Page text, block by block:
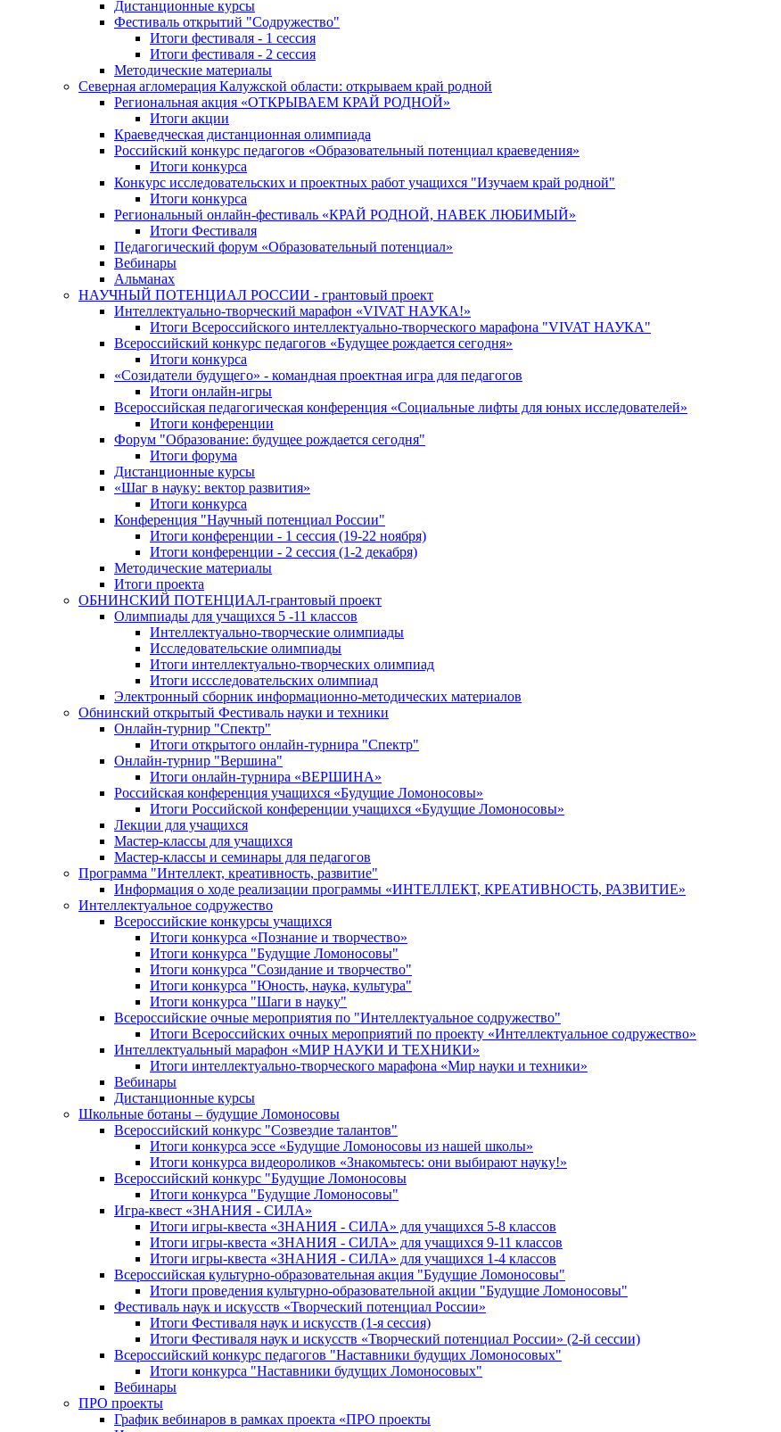
Дистанционные курсы
Фестиваль открытий "Содружество"
Итоги фестиваля - 1 сессия
Итоги фестиваля - 2 сессия
Методические материалы
Северная агломерация Калужской области: открываем край родной
Региональная акция «ОТКРЫВАЕМ КРАЙ РОДНОЙ»
Итоги акции
Краеведческая дистанционная олимпиада
Российский конкурс педагогов «Образовательный потенциал краеведения»
Итоги конкурса
Конкурс исследовательских и проектных работ учащихся "Изучаем край родной"
Итоги конкурса
Региональный онлайн-фестиваль «КРАЙ РОДНОЙ, НАВЕК ЛЮБИМЫЙ»
Итоги Фестиваля
Педагогический форум «Образовательный потенциал»
Вебинары
Альманах
НАУЧНЫЙ ПОТЕНЦИАЛ РОССИИ - грантовый проект
Интеллектуально-творческий марафон «VIVAT НАУКА!»
Итоги Всероссийского интеллектуально-творческого марафона "VIVAT НАУКА"
Всероссийский конкурс педагогов «Будущее рождается сегодня»
Итоги конкурса
«Cозидатели будущего» - командная проектная игра для педагогов
Итоги онлайн-игры
Всероссийская педагогическая конференция «Cоциальные лифты для юных исследователей»
Итоги конференции
Форум "Образование: будущее рождается сегодня"
Итоги форума
Дистанционные курсы
«Шаг в науку: вектор развития»
Итоги конкурса
Конференция "Научный потенциал России"
Итоги конференции - 1 сессия (19-22 ноября)
Итоги конференции - 2 сессия (1-2 декабря)
Методические материалы
Итоги проекта
ОБНИНСКИЙ ПОТЕНЦИАЛ-грантовый проект
Олимпиады для учащихся 5 -11 классов
Интеллектуально-творческие олимпиады
Исследовательские олимпиады
Итоги интеллектуально-творческих олимпиад
Итоги иссследовательских олимпиад
Электронный сборник информационно-методических материалов
Обнинский открытый Фестиваль науки и техники
Онлайн-турнир "Спектр"
Итоги открытого онлайн-турнира "Спектр"
Онлайн-турнир "Вершина"
Итоги онлайн-турнира «ВЕРШИНА»
Российская конференция учащихся «Будущие Ломоносовы»
Итоги Российской конференции учащихся «Будущие Ломоносовы»
Лекции для учащихся
Мастер-классы для учащихся
Мастер-классы и семинары для педагогов
Программа "Интеллект, креативность, развитие"
Информация о ходе реализации программы «ИНТЕЛЛЕКТ, КРЕАТИВНОСТЬ, РАЗВИТИЕ»
Интеллектуальное содружество
Всероссийские конкурсы учащихся
Итоги конкурса «Познание и творчество»
Итоги конкурса "Будущие Ломоносовы"
Итоги конкурса "Созидание и творчество"
Итоги конкурса "Юность, наука, культура"
Итоги конкурса "Шаги в науку"
Всероссийские очные мероприятия по "Интеллектуальное содружество"
Итоги Всероссийских очных мероприятий по проекту «Интеллектуальное содружество»
Интеллектуальный марафон «МИР НАУКИ И ТЕХНИКИ»
Итоги интеллектуально-творческого марафона «Мир науки и техники»
Вебинары
Дистанционные курсы
Школьные ботаны – будущие Ломоносовы
Всероссийский конкурс "Созвездие талантов"
Итоги конкурса эссе «Будущие Ломоносовы из нашей школы»
Итоги конкурса видеороликов «Знакомьтесь: они выбирают науку!»
Всероссийский конкурс "Будущие Ломоносовы
Итоги конкурса "Будущие Ломоносовы"
Игра-квест «ЗНАНИЯ - СИЛА»
Итоги игры-квеста «ЗНАНИЯ - СИЛА» для учащихся 5-8 классов
Итоги игры-квеста «ЗНАНИЯ - СИЛА» для учащихся 9-11 классов
Итоги игры-квеста «ЗНАНИЯ - СИЛА» для учащихся 1-4 классов
Всероссийская культурно-образовательная акция "Будущие Ломоносовы"
Итоги проведения культурно-образовательной акции "Будущие Ломоносовы"
Фестиваль наук и искусств «Творческий потенциал России»
Итоги Фестиваля наук и искусств (1-я сессия)
Итоги Фестиваля наук и искусств «Творческий потенциал России» (2-й сессии)
Всероссийский конкурс педагогов "Наставники будущих Ломоносовых"
Итоги конкурса "Наставники будущих Ломоносовых"
Вебинары
ПРО проекты
График вебинаров в рамках проекта «ПРО проекты